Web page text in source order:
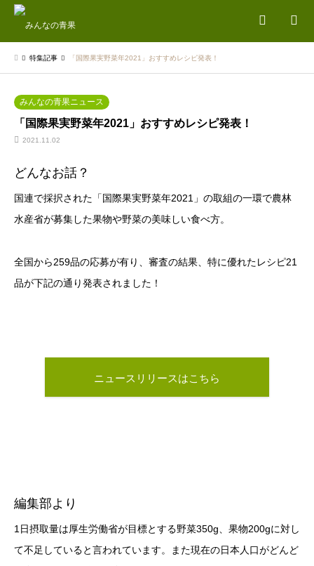
特集記事 「国際果実野菜年2021」おすすめレシピ発表！
みんなの青果ニュース
「国際果実野菜年2021」おすすめレシピ発表！
2021.11.02
どんなお話？
国連で採択された「国際果実野菜年2021」の取組の一環で農林
水産省が募集した果物や野菜の美味しい食べ方。
全国から259品の応募が有り、審査の結果、特に優れたレシピ21
品が下記の通り発表されました！
ニュースリリースはこちら
編集部より
1日摂取量は厚生労働省が目標とする野菜350g、果物200gに対し
て不足していると言われています。また現在の日本人口がどんど